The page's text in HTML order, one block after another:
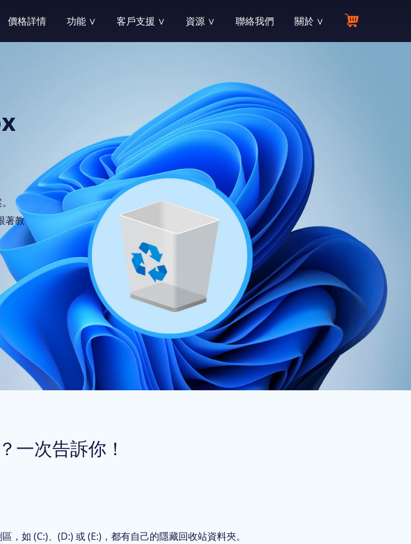
價格詳情 功能 ∨
快速恢復硬碟格式化數據
辦公文件恢復
恢復遺失的各種文檔，包括Microsoft和OpenOffice等
照片恢復
恢復大量照片檔案類型及相機RAW圖片
桌面檔案恢復
快速恢復誤刪除的各類桌面文件
回收站恢復
輕鬆從清空的回收站恢復數據
隨身碟資料救援
刪除、遺失、格式化？隨身碟資料救援快速搞定
硬碟資料恢復
客戶支援 ∨
購買前有疑問？我們樂意為您解答！
產品購買
自助服務：訂單、支付與退款
產品配送
自助服務：軟體交付與下載
註冊與激活
自助服務：軟體註冊與激活
找回授權碼
自助服務：未收到或遺失授權碼
軟體資訊
了解軟體最新資訊
軟體安裝
軟體安裝和更新指南
解除安裝
資源 ∨
產品手冊
最詳細的軟體指南，讓操作一目了然
知識庫
了解資料復原專業資訊和產業新動態
产品博客
閱讀資料恢復的熱門文章和視頻
聯絡我們 關於 ∨
联盟伙伴
零成本，流量變現，輕鬆賺佣金
經銷商
高需求的產品，全程的服務支持，令人心動的折扣
合作夥伴
共同行銷，活化通路網絡，開發深度市場
教育折扣
學生與教育工作者享專屬 7 折優惠
著教
一次告訴你！
如 (C:)、(D:) 或 (E:)，都有自己的隱藏回收站資料夾。